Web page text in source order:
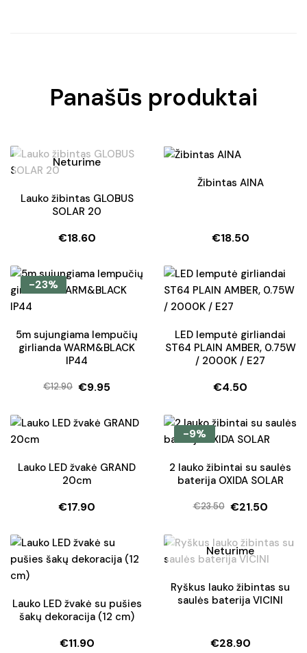
Panašūs produktai
Neturime
Lauko žibintas GLOBUS
SOLAR 20
€18.60
Žibintas AINA
€18.50
-23%
5m sujungiama lempučių
girlianda WARM&BLACK
IP44
€12.90
Original
was:
€9.95
Current
is:
LED lemputė girliandai
ST64 PLAIN AMBER, 0.75W
/ 2000K / E27
€4.50
Lauko LED žvakė GRAND
20cm
€17.90
-9%
2 lauko žibintai su saulės
baterija OXIDA SOLAR
€23.50
Original
was:
€23.50.
€21.50
Current
is:
€21.50.
Lauko LED žvakė su pušies
šakų dekoracija (12 cm)
€11.90
Neturime
Ryškus lauko žibintas su
saulės baterija VICINI
€28.90